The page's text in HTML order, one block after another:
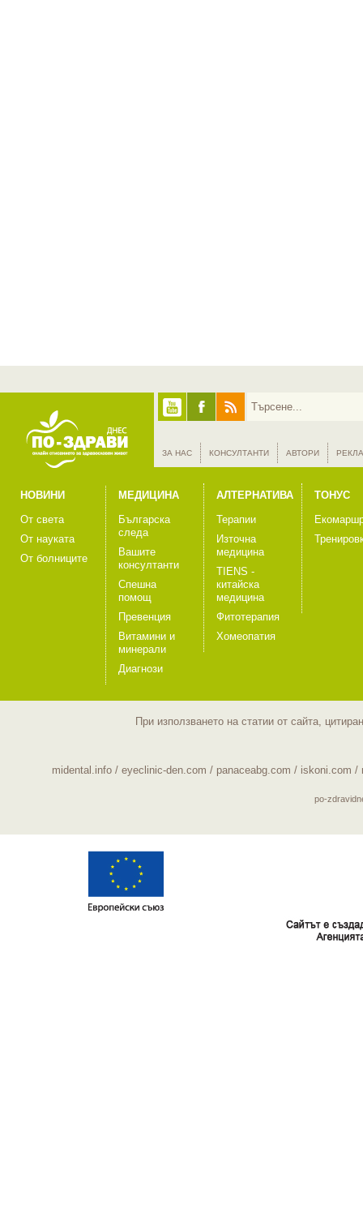
ЗА НАС КОНСУЛТАНТИ АВТОРИ
НОВИНИ
От света
От науката
От болниците
МЕДИЦИНА
Българска
следа
Вашите
консултанти
Спешна
помощ
Превенция
Витамини и
минерали
Диагнози
АЛТЕРНАТИВА
Терапии
Източна
медицина
TIENS -
китайска
медицина
Фитотерапия
Хомеопатия
ТОНУС
При използването на статии от сайта,
midental.info/ eyeclinic-den.com / panaceabg.com / iskoni.com /
po-